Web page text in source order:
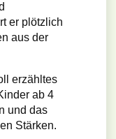
er plötzlich
aus der
erzähltes
ab 4
und das
Stärken.